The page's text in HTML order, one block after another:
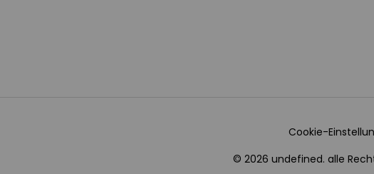
Cookie-
© 2026 undefined. alle